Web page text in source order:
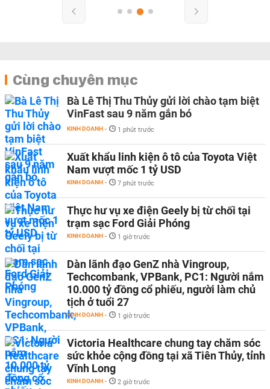
Cùng chuyên mục
Bà Lê Thị Thu Thủy gửi lời chào tạm biệt
VinFast sau 9 năm gắn bó
KINH DOANH - 1 phút trước
Xuất khẩu linh kiện ô tô của Toyota Việt
Nam vượt mốc 1 tỷ USD
KINH DOANH - 7 phút trước
Thực hư vụ xe điện Geely bị từ chối tại
trạm sạc Ford Giải Phóng
KINH DOANH - 1 giờ trước
Dàn lãnh đạo GenZ nhà Vingroup,
Techcombank, VPBank, PC1: Người nắm
10.000 tỷ đồng cổ phiếu, người làm chủ
tịch ở tuổi 27
KINH DOANH - 1 giờ trước
Victoria Healthcare chung tay chăm sóc
sức khỏe cộng đồng tại xã Tiên Thủy, tỉnh
Vĩnh Long
KINH DOANH - 2 giờ trước